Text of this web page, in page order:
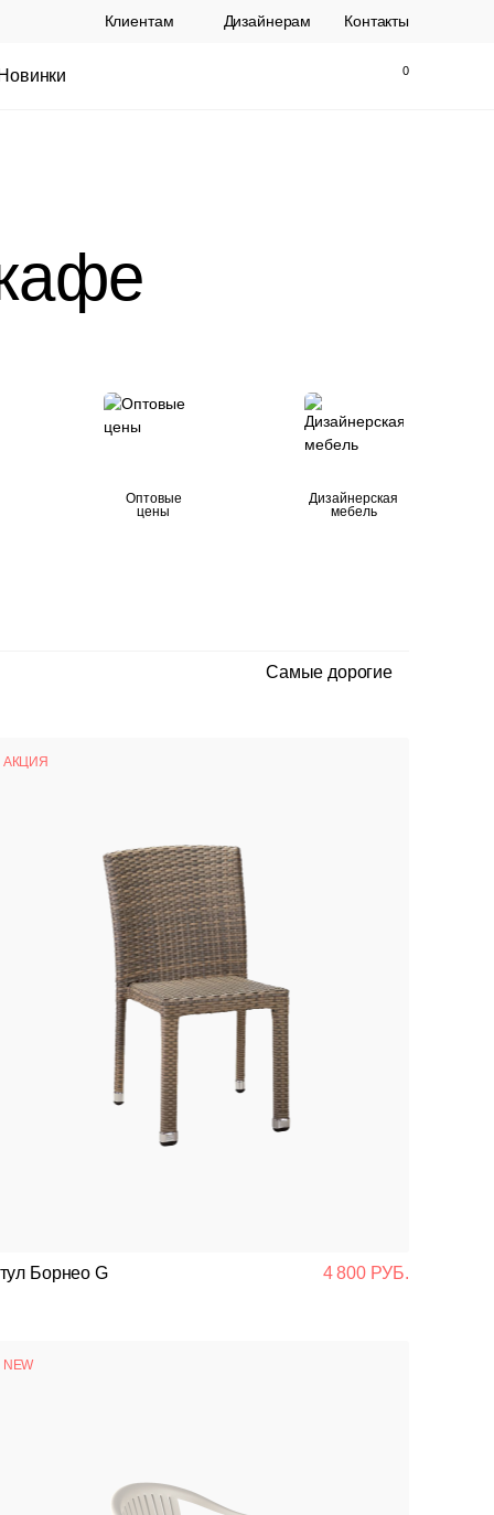
Клиентам Дизайнерам Контакты
Новинки
21 250 РУБ.
Оптовые
цены
Дизайнерская
мебель
Самые дорогие
АКЦИЯ
Борнео G 4 800 РУБ.
NEW